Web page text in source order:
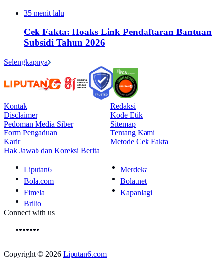
35 menit lalu
Cek Fakta: Hoaks Link Pendaftaran Bantuan
Subsidi Tahun 2026
Selengkapnya
Kontak
Redaksi
Disclaimer
Kode Etik
Pedoman Media Siber
Sitemap
Form Pengaduan
Tentang Kami
Karir
Metode Cek Fakta
Hak Jawab dan Koreksi Berita
Liputan6
Merdeka
Bola.com
Bola.net
Fimela
Kapanlagi
Brilio
Connect with us
Copyright © 2026 Liputan6.com